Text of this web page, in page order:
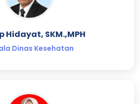
Hidayat, SKM.,MPH
Dinas Kesehatan